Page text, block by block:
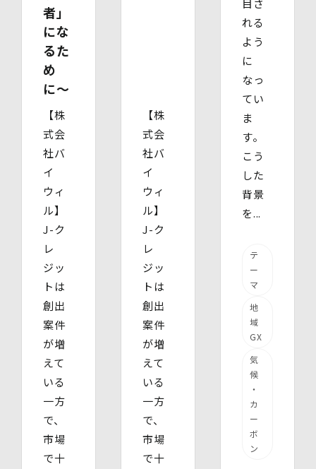
者」
にな
るた
め
に〜
【株
式会
社バ
イ
ウィ
ル】
J-ク
レ
ジッ
トは
創出
案件
が増
えて
いる
一方
で、
市場
で十
【株
式会
社バ
イ
ウィ
ル】
J-ク
レ
ジッ
トは
創出
案件
が増
えて
いる
一方
で、
市場
で十
目さ
れる
よう
に
なっ
てい
ま
す。
こう
した
背景
を...
テ
ー
マ
地
域
GX
気
候
・
カ
ー
ボ
ン